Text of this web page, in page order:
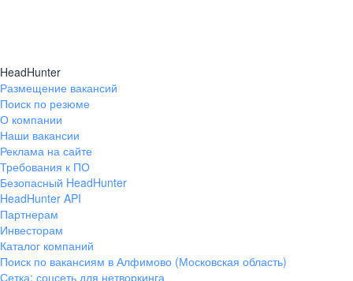
HeadHunter
Размещение вакансий
Поиск по резюме
О компании
Наши вакансии
Реклама на сайте
Требования к ПО
Безопасный HeadHunter
HeadHunter API
Партнерам
Инвесторам
Каталог компаний
Поиск по вакансиям в Алфимово (Московская область)
Сетка: соцсеть для нетворкинга